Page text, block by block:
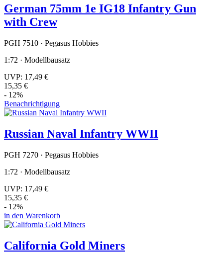
German 75mm 1e IG18 Infantry Gun
with Crew
PGH 7510 · Pegasus Hobbies
1:72 · Modellbausatz
UVP: 17,49 €
15,35 €
- 12%
Benachrichtigung
Russian Naval Infantry WWII
PGH 7270 · Pegasus Hobbies
1:72 · Modellbausatz
UVP: 17,49 €
15,35 €
- 12%
in den Warenkorb
California Gold Miners